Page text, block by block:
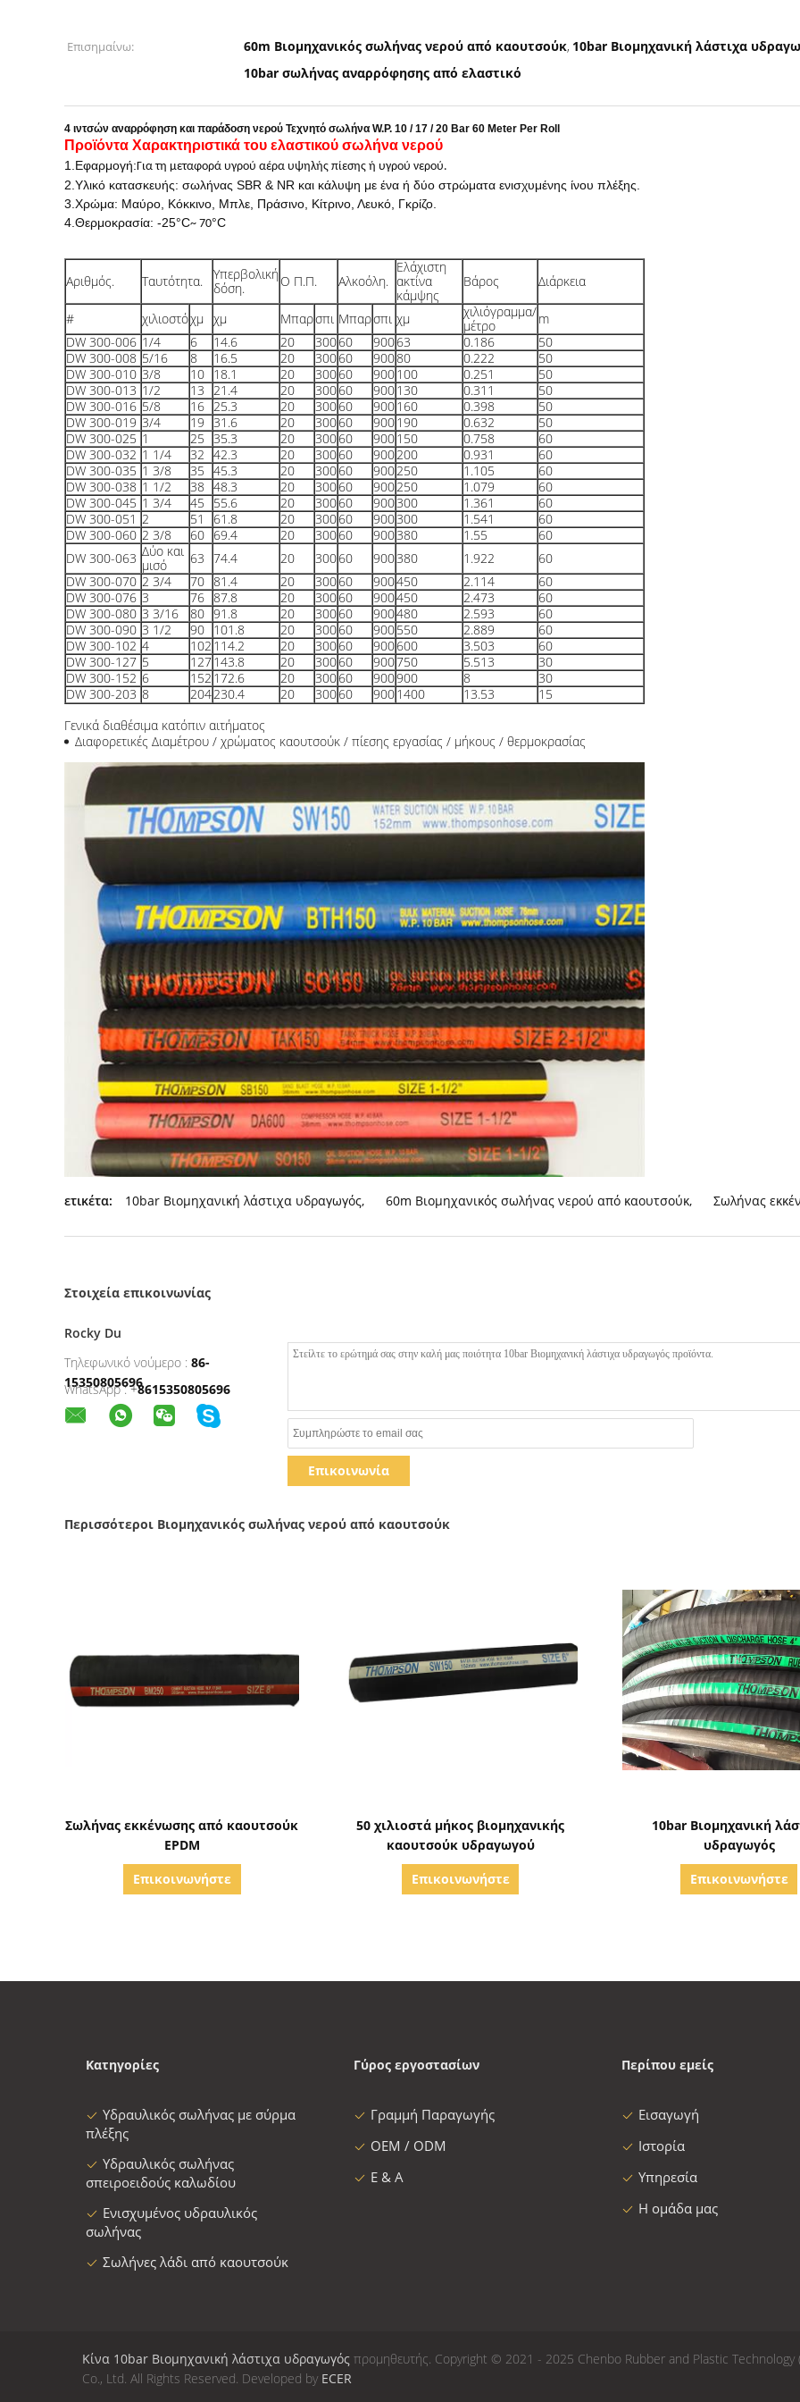
Επισημαίνω: 60m Βιομηχανικός σωλήνας νερού από καουτσούκ, 10bar Βιομηχανική λάστιχα
10bar σωλήνας αναρρόφησης από ελαστικό
4 ιντσών αναρρόφηση και παράδοση νερού Τεχνητό σωλήνα W.P. 10 / 17 / 20 Bar 60 Meter Per Roll
Προϊόντα Χαρακτηριστικά του ελαστικού σωλήνα νερού
1. Εφαρμογή:Για τη μεταφορά υγρού αέρα υψηλής πίεσης ή υγρού νερού.
2. Υλικό κατασκευής: σωλήνας SBR & NR και κάλυψη με ένα ή δύο στρώματα ενισχυμένης ίνου πλέξης.
3. Χρώμα: Μαύρο, Κόκκινο, Μπλε, Πράσινο, Κίτρινο, Λευκό, Γκρίζο.
4. Θερμοκρασία: -25°C~ 70°C
Αριθμός. Ταυτότητα.
Υπερβολική
δόση.
Ο Π.Π. Αλκοόλη.
Ελάχιστη
ακτίνα
κάμψης
Βάρος Διάρκεια
# χιλιοστόχμ χμ Μπαρσπι Μπαρσπι χμ
χιλιόγραμμα/
μέτρο
m
DW 300-006 1/4 6 14.6 20 30060 90063 0.186
50
DW 300-008 5/16 8 16.5 20 30060 90080 0.222
50
DW 300-010 3/8 10 18.1 20 30060 900100 0.251
50
DW 300-013 1/2 13 21.4 20 30060 900130 0.311
50
DW 300-016 5/8 16 25.3 20 30060 900160 0.398
50
DW 300-019 3/4 19 31.6 20 30060 900190 0.632
50
DW 300-025 1 25 35.3 20 30060 900150 0.758
60
DW 300-032 1 1/4 32 42.3 20 30060 900200 0.931
60
DW 300-035 1 3/8 35 45.3 20 30060 900250 1.105
60
DW 300-038 1 1/2 38 48.3 20 30060 900250 1.079
60
DW 300-045 1 3/4 45 55.6 20 30060 900300 1.361
60
DW 300-051 2 51 61.8 20 30060 900300 1.541
60
DW 300-060 2 3/8 60 69.4 20 30060 900380 1.55
60
DW 300-063 Δύο και
μισό
63 74.4 20 30060 900380 1.922
60
DW 300-070 2 3/4 70 81.4 20 30060 900450 2.114
60
DW 300-076 3 76 87.8 20 30060 900450 2.473
60
DW 300-080 3 3/16 80 91.8 20 30060 900480 2.593
60
DW 300-090 3 1/2 90 101.8 20 30060 900550 2.889
60
DW 300-102 4 102 114.2 20 30060 900600 3.503
60
DW 300-127 5 127143.8 20 30060 900750 5.513
30
DW 300-152 6 152 172.6 20 30060 900900 8
30
DW 300-203 8 204230.4 20 30060 9001400 13.53
15
Γενικά διαθέσιμα κατόπιν αιτήματος
Διαφορετικές Διαμέτρου / χρώματος καουτσούκ / πίεσης εργασίας / μήκους / θερμοκρασίας
ετικέτα: 10bar Βιομηχανική λάστιχα υδραγωγός, 60m Βιομηχανικός σωλήνας νερού από καουτσούκ, Σωλήνας
Στοιχεία επικοινωνίας
Rocky Du
Τηλεφωνικό νούμερο : 86-
15350805696
WhatsApp :+8615350805696
Επικοινωνία
Περισσότεροι Βιομηχανικός σωλήνας νερού από καουτσούκ
Σωλήνας εκκένωσης από καουτσούκ
EPDM
Επικοινωνήστε
50 χιλιοστά μήκος βιομηχανικής
καουτσούκ υδραγωγού
Επικοινωνήστε
10bar Βιομηχανική
υδραγωγός
Επικοινωνήστε
Κατηγορίες
Υδραυλικός σωλήνας με σύρμα
πλέξης
Υδραυλικός σωλήνας
σπειροειδούς καλωδίου
Ενισχυμένος υδραυλικός
σωλήνας
Σωλήνες λάδι από καουτσούκ
Γύρος εργοστασίων
Γραμμή Παραγωγής
OEM / ODM
Ε & Α
Περίπου εμείς
Εισαγωγή
Ιστορία
Υπηρεσία
Η ομάδα μας
Κίνα 10bar Βιομηχανική λάστιχα υδραγωγός προμηθευτής. Copyright © 2021 - 2025 Chenbo Rubber and Plastic Technology
Co., Ltd. All Rights Reserved. Developed by ECER